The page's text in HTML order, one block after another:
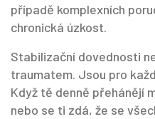
případě komplexních
chronická úzkost.
Stabilizační dovednosti
traumatem. Jsou pro
Když tě denně přehánějí
nebo se ti zdá, že se